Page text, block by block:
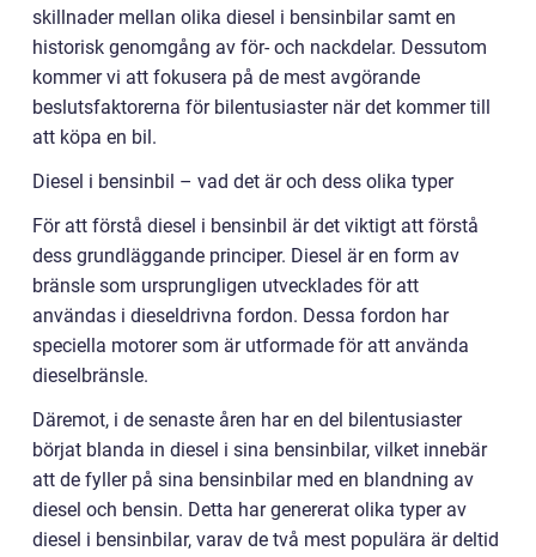
skillnader mellan olika diesel i bensinbilar samt en
historisk genomgång av för- och nackdelar. Dessutom
kommer vi att fokusera på de mest avgörande
beslutsfaktorerna för bilentusiaster när det kommer till
att köpa en bil.
Diesel i bensinbil – vad det är och dess olika typer
För att förstå diesel i bensinbil är det viktigt att förstå
dess grundläggande principer. Diesel är en form av
bränsle som ursprungligen utvecklades för att
användas i dieseldrivna fordon. Dessa fordon har
speciella motorer som är utformade för att använda
dieselbränsle.
Däremot, i de senaste åren har en del bilentusiaster
börjat blanda in diesel i sina bensinbilar, vilket innebär
att de fyller på sina bensinbilar med en blandning av
diesel och bensin. Detta har genererat olika typer av
diesel i bensinbilar, varav de två mest populära är deltid